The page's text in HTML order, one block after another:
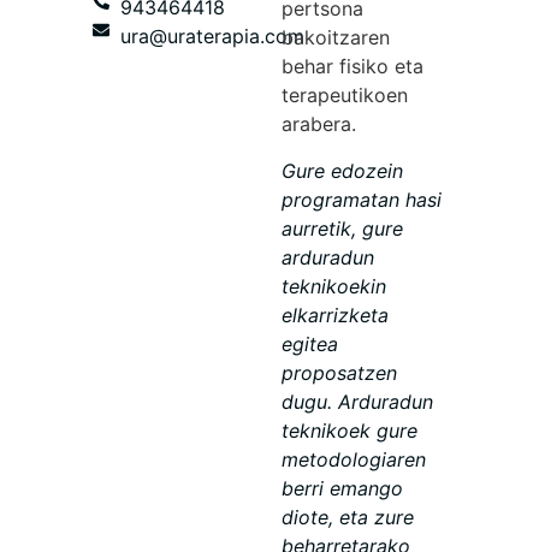
943464418
ura@uraterapia.com
pertsona
bakoitzaren
behar fisiko eta
terapeutikoen
arabera.
Gure edozein
programatan hasi
aurretik, gure
arduradun
teknikoekin
elkarrizketa
egitea
proposatzen
dugu. Arduradun
teknikoek gure
metodologiaren
berri emango
diote, eta zure
beharretarako